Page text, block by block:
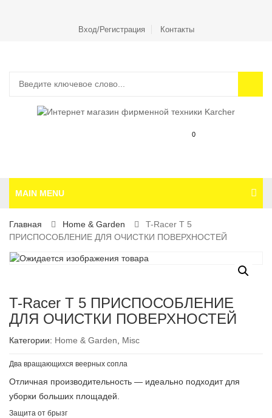
Вход/Регистрация Контакты
0
MAIN MENU
Главная Home & Garden
T-Racer T 5
ПРИСПОСОБЛЕНИЕ ДЛЯ ОЧИСТКИ ПОВЕРХНОСТЕЙ
T-Racer T 5 ПРИСПОСОБЛЕНИЕ
ДЛЯ ОЧИСТКИ ПОВЕРХНОСТЕЙ
Категории: Home & Garden Misc
Два вращающихся веерных сопла
Отличная производительность — идеально подходит для
уборки больших площадей.
Защита от брызг